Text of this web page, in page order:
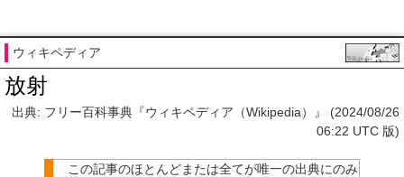
ウィキペディア
放射
出典: フリー百科事典『ウィキペディア（Wikipedia）』 (2024/08/26
06:22 UTC 版)
この記事のほとんどまたは全てが唯一の出典にのみ